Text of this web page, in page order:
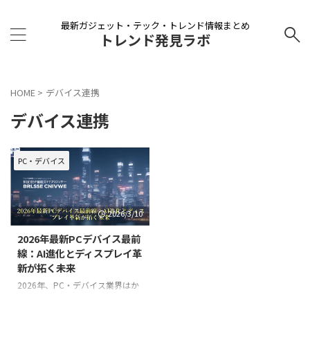
最新ガジェット・テック・トレンド情報まとめ
トレンド発見ラボ
HOME > デバイス連携
デバイス連携
PC・デバイス
2026/3/10
2026年最新PCデバイス最前
線：AI進化とディスプレイ革
新が拓く未来
2026年、PC・デバイス業界はか